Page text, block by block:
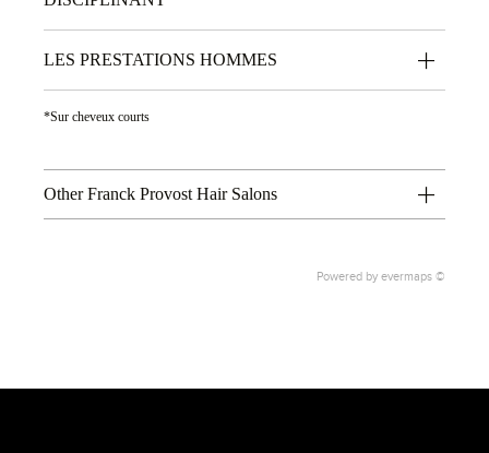
LES PRESTATIONS HOMMES
*Sur cheveux courts
Other Franck Provost Hair Salons
Powered by evermaps ©